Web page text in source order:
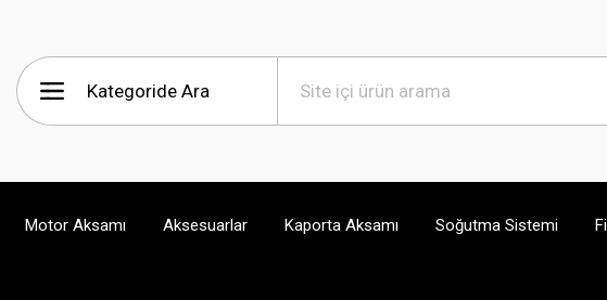
Motor Aksamı Aksesuarlar Kaporta Aksamı Soğutma Sistemi